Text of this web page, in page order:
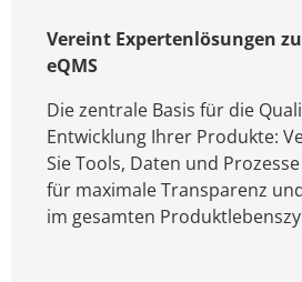
Vereint Expertenlösungen
eQMS
Die zentrale Basis für die
Entwicklung Ihrer Produkte:
Sie Tools, Daten und
für maximale Transparenz
im gesamten